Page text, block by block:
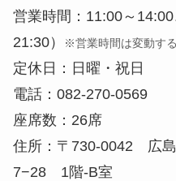
営業時間：11:00～
21:30）
※営業時間は変動す
定休日：日曜・祝日
電話：082-270-0569
座席数：26席
住所：〒730-0042 広
7−28 1階-B室